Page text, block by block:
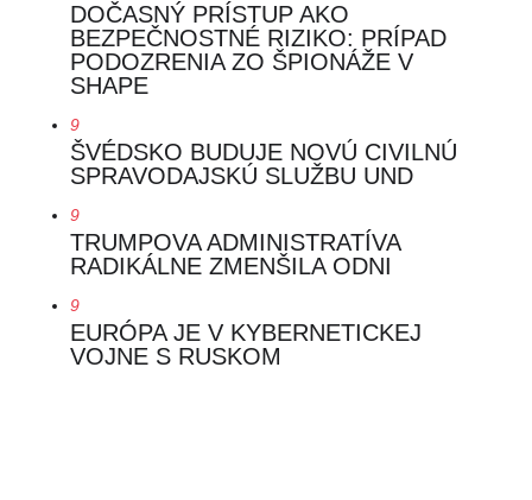
DOČASNÝ PRÍSTUP AKO
BEZPEČNOSTNÉ RIZIKO: PRÍPAD
PODOZRENIA ZO ŠPIONÁŽE V
SHAPE
9
ŠVÉDSKO BUDUJE NOVÚ CIVILNÚ
SPRAVODAJSKÚ SLUŽBU UND
9
TRUMPOVA ADMINISTRATÍVA
RADIKÁLNE ZMENŠILA ODNI
9
EURÓPA JE V KYBERNETICKEJ
VOJNE S RUSKOM